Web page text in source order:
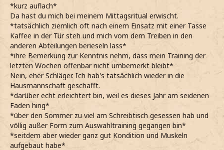
*kurz auflach*
Da hast du mich bei meinem Mittagsritual erwischt.
*tatsächlich ziemlich oft nach einem Einsatz mit einer Tasse
Kaffee in der Tür steh und mich vom dem Treiben in den
anderen Abteilungen berieseln lass*
*ihre Bemerkung zur Kenntnis nehm, dass mein Training der
letzten Wochen offenbar nicht umbemerkt bleibt*
Nein, eher Schläger. Ich hab's tatsächlich wieder in die
Hausmannschaft geschafft.
*darüber echt erleichtert bin, weil es dieses Jahr am seidenen
Faden hing*
*über den Sommer zu viel am Schreibtisch gesessen hab und
völlig außer Form zum Auswahltraining gegangen bin*
*seitdem aber wieder ganz gut Kondition und Muskeln
aufgebaut habe*